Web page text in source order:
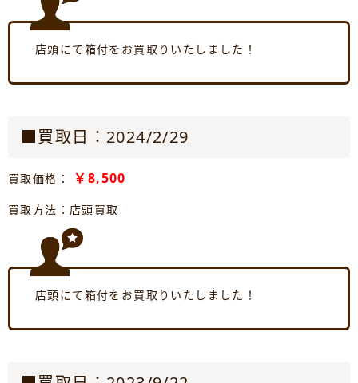
店頭にて箱付をお買取りいたしました！
■買取日：2024/2/29
買取価格： ￥8,500
買取方法：店頭買取
店頭にて箱付をお買取りいたしました！